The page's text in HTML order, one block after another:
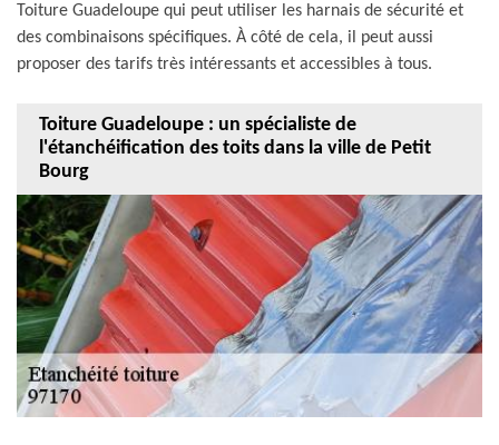
Toiture Guadeloupe qui peut utiliser les harnais de sécurité et
des combinaisons spécifiques. À côté de cela, il peut aussi
proposer des tarifs très intéressants et accessibles à tous.
Toiture Guadeloupe : un spécialiste de
l'étanchéification des toits dans la ville de Petit
Bourg